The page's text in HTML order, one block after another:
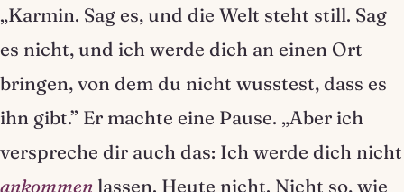
„Karmin. Sag es, und die Welt steht still. Sag
es nicht, und ich werde dich an einen Ort
bringen, von dem du nicht wusstest, dass es
ihn gibt.” Er machte eine Pause. „Aber ich
verspreche dir auch das: Ich werde dich nicht
ankommen lassen. Heute nicht. Nicht so, wie